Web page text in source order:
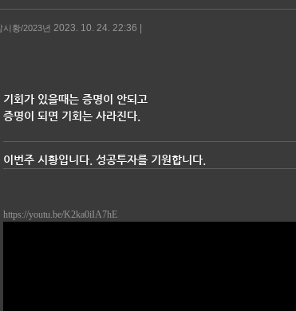
시황/2023년 2023. 10. 24. 22:36 |
기회가 있을때는 증명이 안되고
증명이 되면 기회는 사라진다.
이번주 시황입니다. 성공투자를 기원합니다.
https://youtu.be/K2ka0iIA7hE